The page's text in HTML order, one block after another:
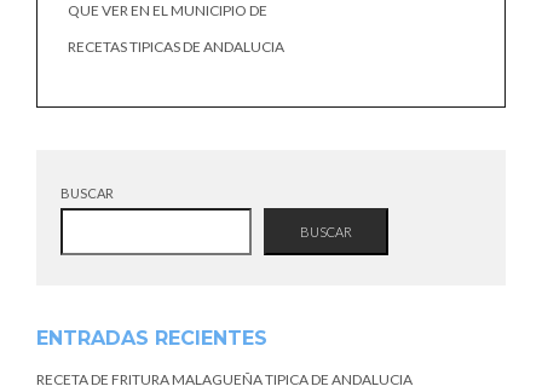
QUE VER EN EL MUNICIPIO DE
RECETAS TIPICAS DE ANDALUCIA
BUSCAR
BUSCAR
ENTRADAS RECIENTES
RECETA DE FRITURA MALAGUEÑA TIPICA DE ANDALUCIA